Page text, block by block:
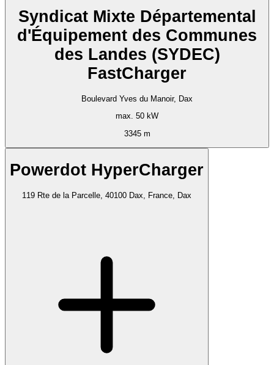
Syndicat Mixte Départemental
d'Équipement des Communes
des Landes (SYDEC)
FastCharger
Boulevard Yves du Manoir, Dax
max. 50 kW
3345 m
Powerdot HyperCharger
119 Rte de la Parcelle, 40100 Dax, France, Dax